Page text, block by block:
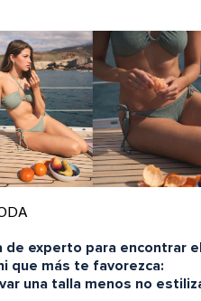
de experto para encontrar
que más te favorezca:
una talla menos no